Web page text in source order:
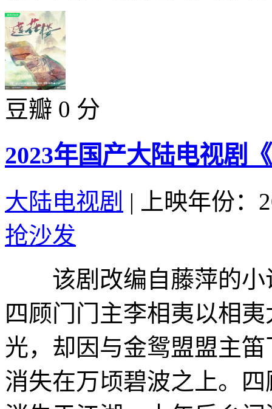
豆瓣 0 分
2023年国产大陆电视剧
大陆电视剧 |
上映年份：
抢沙发
该剧改编自藤萍的小
四顾门门主李相夷以相
光，却因与金鸳盟盟主
消失在万顷碧波之上。